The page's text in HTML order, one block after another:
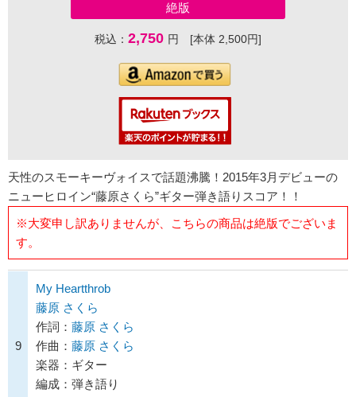
絶版
税込： 2,750 円 [本体 2,500円]
天性のスモーキーヴォイスで話題沸騰！2015年3月デビューの
ニューヒロイン“藤原さくら”ギター弾き語りスコア！！
※大変申し訳ありませんが、こちらの商品は絶版でございま
す。
9
My Heartthrob
藤原 さくら
作詞： 藤原 さくら
作曲： 藤原 さくら
楽器：ギター
編成：弾き語り